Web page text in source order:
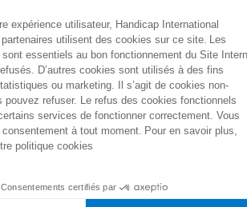
face aux difficultés psychologiques
a mis en place divers
dans une clinique mobile, aux côtés
individuelles de SMSPSet formé45
[2].Plus de 850 personnesont assisté
International, et elles sont à
et de résilience,
en matière de santé